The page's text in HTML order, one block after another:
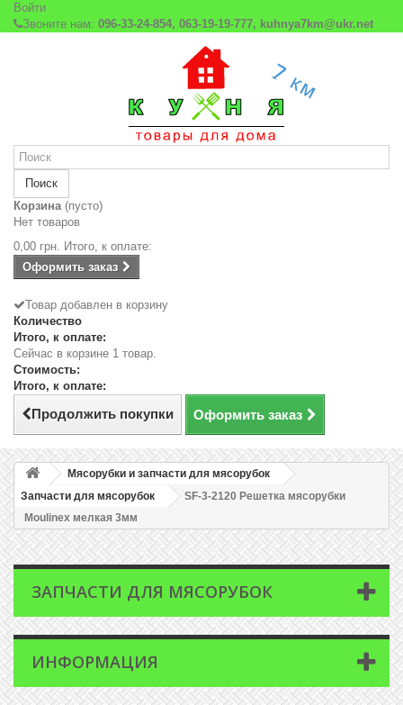
Войти
Звоните нам: 096-33-24-854, 063-19-19-777, kuhnya7km@ukr.net
Поиск
Корзина (пусто)
Нет товаров
0,00 грн. Итого, к оплате:
Оформить заказ
Товар добавлен в корзину
Количество
Итого, к оплате:
Сейчас в корзине 1 товар.
Стоимость:
Итого, к оплате:
Продолжить покупки Оформить заказ
Мясорубки и запчасти для мясорубок
Запчасти для мясорубок
SF-3-2120 Решетка мясорубки
Moulinex мелкая 3мм
ЗАПЧАСТИ ДЛЯ МЯСОРУБОК
ИНФОРМАЦИЯ